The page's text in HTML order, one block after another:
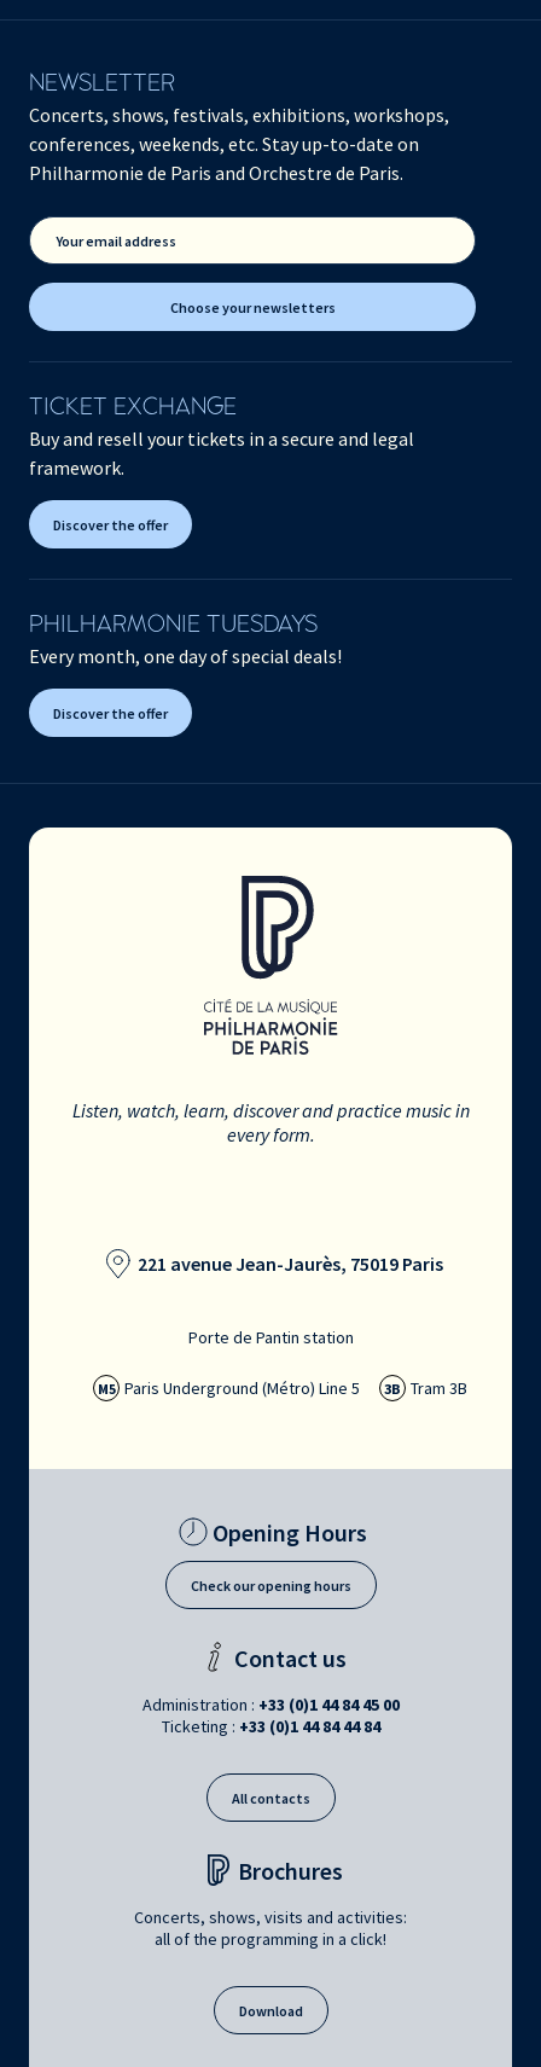
NEWSLETTER
Concerts, shows, festivals, exhibitions, workshops,
conferences, weekends, etc. Stay up-to-date on
Philharmonie de Paris and Orchestre de Paris.
Your email address
Choose your newsletters
TICKET EXCHANGE
Buy and resell your tickets in a secure and legal
framework.
Discover the offer
PHILHARMONIE TUESDAYS
Every month, one day of special deals!
Discover the offer
Listen, watch, learn, discover and practice music in
every form.
221 avenue Jean-Jaurès, 75019 Paris
Porte de Pantin station
M5 Paris Underground (Métro) Line 5 3B Tram 3B
Opening Hours
Check our opening hours
Contact us
Administration : +33 (0)1 44 84 45 00
Ticketing : +33 (0)1 44 84 44 84
All contacts
Brochures
Concerts, shows, visits and activities:
all of the programming in a click!
Download